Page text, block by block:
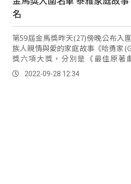
名
第59屆金馬獎昨天(27)傍晚公布入
族人親情與愛的家庭故事《哈勇家
獎六項大獎，分別是《最佳原著
片》、《最佳導演》、《最佳女配
及《最佳原創電影歌曲》。
2022-09-28 12:34